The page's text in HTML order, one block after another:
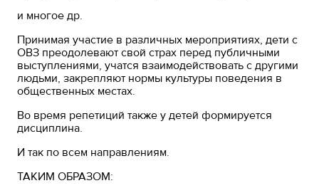
и многое др.
Принимая участие в различных мероприятиях, дети с
ОВЗ преодолевают свой страх перед публичными
выступлениями, учатся взаимодействовать с другими
людьми, закрепляют нормы культуры поведения в
общественных местах.
Во время репетиций также у детей формируется
дисциплина.
И так по всем направлениям.
ТАКИМ ОБРАЗОМ: